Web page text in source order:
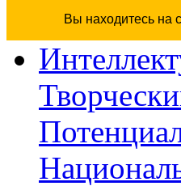
Вы находитесь на